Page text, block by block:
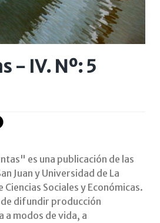
- IV. Nº: 5
es una publicación de las
Juan y Universidad de La
Ciencias Sociales y Económicas.
difundir producción
a modos de vida, a